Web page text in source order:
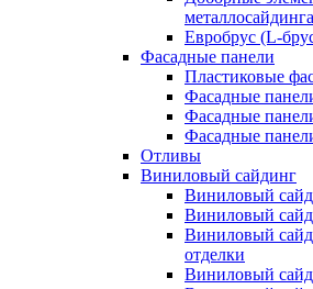
металлосайдинга
Евробрус (L-
Фасадные панели
Пластиковые
Фасадные
Фасадные
Фасадные
Отливы
Виниловый сайдинг
Виниловый
Виниловый
Виниловый
отделки
Виниловый